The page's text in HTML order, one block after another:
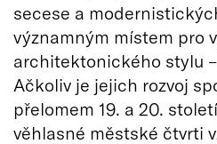
secese a
významným místem pro
architektonického stylu
Ačkoliv je jejich rozvoj
přelomem 19. a 20.
věhlasné městské čtvrti